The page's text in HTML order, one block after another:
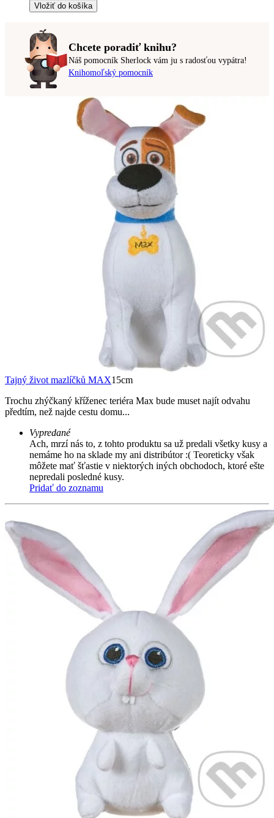
Vložiť do košíka
Chcete poradiť knihu?
Náš pomocník Sherlock vám ju s radosťou vypátra!
Knihomoľský pomocník
Tajný život mazlíčků MAX15cm
Trochu zhýčkaný kříženec teriéra Max bude muset najít odvahu
předtím, než najde cestu domu...
Vypredané
Ach, mrzí nás to, z tohto produktu sa už predali všetky kusy a
nemáme ho na sklade my ani distribútor :( Teoreticky však
môžete mať šťastie v niektorých iných obchodoch, ktoré ešte
nepredali posledné kusy.
Pridať do zoznamu